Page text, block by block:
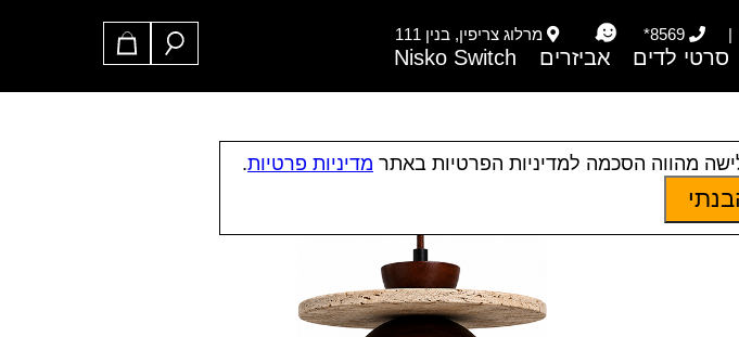
|
8569* מרלוג צריפין, בנין 111
סרטי לדים אביזרים Nisko Switch
מהווה הסכמה למדיניות הפרטיות באתר מדיניות פרטיות.